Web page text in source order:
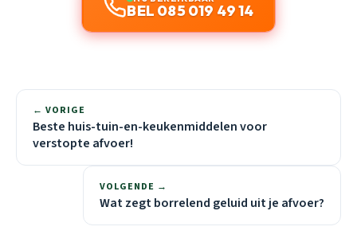
BEL 085 019 49 14
← VORIGE
Beste huis-tuin-en-keukenmiddelen voor
verstopte afvoer!
VOLGENDE →
Wat zegt borrelend geluid uit je afvoer?